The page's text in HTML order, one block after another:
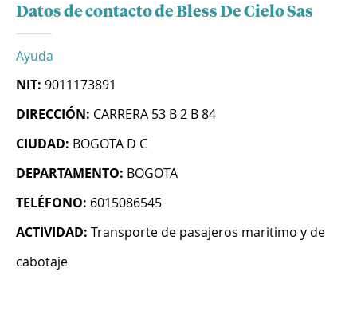
Datos de contacto de Bless De Cielo Sas
Ayuda
NIT: 9011173891
DIRECCIÓN: CARRERA 53 B 2 B 84
CIUDAD: BOGOTA D C
DEPARTAMENTO: BOGOTA
TELÉFONO: 6015086545
ACTIVIDAD: Transporte de pasajeros maritimo y de
cabotaje